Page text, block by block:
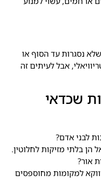
נסגרות עד הסוף או
אבל לעיתים זה
שכדאי
לבני אדם?
הן בלתי מזיקות לחלוטין.
אור?
למקומות מחוספסים